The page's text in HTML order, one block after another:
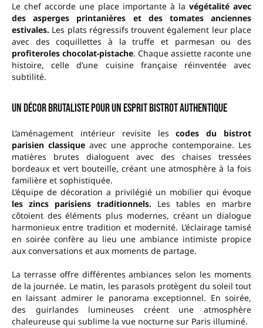
Le chef accorde une place importante à la végétalité avec
des asperges printanières et des tomates anciennes
estivales. Les plats régressifs trouvent également leur place
avec des coquillettes à la truffe et parmesan ou des
profiteroles chocolat-pistache. Chaque assiette raconte une
histoire, celle d’une cuisine française réinventée avec
subtilité.
Un décor brutaliste pour un esprit bistrot authentique
L’aménagement intérieur revisite lescodes du bistrot
parisien classique avec une approche contemporaine. Les
matières brutes dialoguent avec des chaises tressées
bordeaux et vert bouteille, créant une atmosphère à la fois
familière et sophistiquée.
L’équipe de décoration a privilégié un mobilier qui évoque
les zincs parisiens traditionnels. Les tables en marbre
côtoient des éléments plus modernes, créant un dialogue
harmonieux entre tradition et modernité. L’éclairage tamisé
en soirée confère au lieu une ambiance intimiste propice
aux conversations et aux moments de partage.
La terrasse offre différentes ambiances selon les moments
de la journée. Le matin, les parasols protègent du soleil tout
en laissant admirer le panorama exceptionnel. En soirée,
des guirlandes lumineuses créent une atmosphère
chaleureuse qui sublime la vue nocturne sur Paris illuminé.